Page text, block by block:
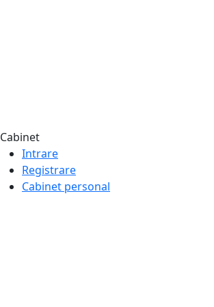
Cabinet
Intrare
Registrare
Cabinet personal